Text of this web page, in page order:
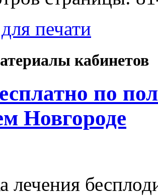
печати
кабинетов
по
Новгороде
лечения